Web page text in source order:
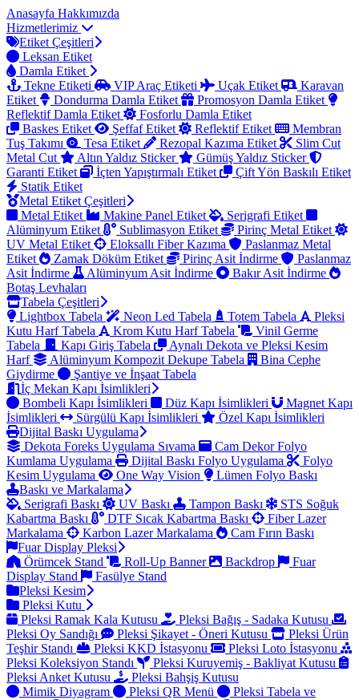
Anasayfa Hakkımızda
Hizmetlerimiz
Etiket Çeşitleri
Leksan Etiket
Damla Etiket
Tekne Etiketi
VIP Araç Etiketi Uçak Etiket
Karavan
Etiket
Dondurma Damla Etiket
Promosyon Damla Etiket
Reflektif Damla Etiket
Fosforlu Damla Etiket
Baskes Etiket
Şeffaf Etiket Reflektif Etiket
Membran
Tuş Takımı
Tesa Etiket Rezopal Kazıma Etiket
Slim Cut
Metal Cut
Altın Yaldız Sticker
Gümüş Yaldız Sticker
Garanti Etiket
İçten Yapıştırmalı Etiket
Çift Yön Baskılı Etiket
Statik Etiket
Metal Etiket Çeşitleri
Metal Etiket
Makine Panel Etiket
Serigrafi Etiket
Alüminyum Etiket
Sublimasyon Etiket
Pirinç Metal Etiket
UV Metal Etiket
Eloksallı Fiber Kazıma
Paslanmaz Metal
Etiket
Zamak Döküm Etiket Pirinç Asit İndirme
Paslanmaz
Asit İndirme
Alüminyum Asit İndirme
Bakır Asit İndirme
Botaş Levhaları
Tabela Çeşitleri
Lightbox Tabela
Neon Led Tabela Totem Tabela
Pleksi
Kutu Harf Tabela
Krom Kutu Harf Tabela
Vinil Germe
Tabela
Kapı Giriş Tabela
Aynalı Dekota ve Pleksi Kesim
Harf
Alüminyum Kompozit Dekupe Tabela
Bina Cephe
Giydirme
Şantiye ve İnşaat Tabela
İç Mekan Kapı İsimlikleri
Bombeli Kapı İsimlikleri
Düz Kapı İsimlikleri
Magnet Kapı
İsimlikleri
Sürgülü Kapı İsimlikleri
Özel Kapı İsimlikleri
Dijital Baskı Uygulama
Dekota Foreks Uygulama Sıvama
Cam Dekor Folyo
Kumlama Uygulama
Dijital Baskı Folyo Uygulama
Folyo
Kesim Uygulama
One Way Vision
Lümen Folyo Baskı
Baskı ve Markalama
Serigrafi Baskı
UV Baskı Tampon Baskı
STS Soğuk
Kabartma Baskı
DTF Sıcak Kabartma Baskı
Fiber Lazer
Markalama
Karbon Lazer Markalama
Cam Fırın Baskı
Fuar Display Pleksi
Örümcek Stand
Roll-Up Banner Backdrop
Fuar
Display Stand
Fasülye Stand
Pleksi Kesim
Pleksi Kutu
Pleksi Ramak Kala Kutusu
Pleksi Bağış - Sadaka Kutusu
Pleksi Oy Sandığı
Pleksi Şikayet - Öneri Kutusu
Pleksi Ürün
Teşhir Standı
Pleksi KKD İstasyonu
Pleksi Loto İstasyonu
Pleksi Koleksiyon Standı
Pleksi Kuruyemiş - Bakliyat Kutusu
Pleksi Anket Kutusu
Pleksi Bahşiş Kutusu
Mimik Diyagram
Pleksi QR Menü
Pleksi Tabela ve